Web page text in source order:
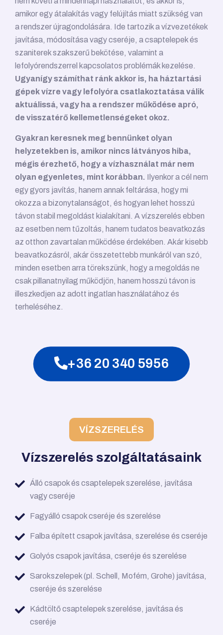
amikor egy átalakítás vagy felújítás miatt szükség van
a rendszer újragondolására. Ide tartozik a vízvezetékek
javítása, módosítása vagy cseréje, a csaptelepek és
szaniterek szakszerű bekötése, valamint a
lefolyórendszerrel kapcsolatos problémák kezelése.
Ugyanígy számíthat ránk akkor is, ha háztartási
gépek vízre vagy lefolyóra csatlakoztatása válik
aktuálissá, vagy ha a rendszer működése apró,
de visszatérő kellemetlenségeket okoz.
Gyakran keresnek meg bennünket olyan
helyzetekben is, amikor nincs látványos hiba,
mégis érezhető, hogy a vízhasználat már nem
olyan egyenletes, mint korábban. Ilyenkor a cél nem
egy gyors javítás, hanem annak feltárása, hogy mi
okozza a bizonytalanságot, és hogyan lehet hosszú
távon stabil megoldást kialakítani. A vízszerelés ebben
az esetben nem tűzoltás, hanem tudatos beavatkozás
az otthon zavartalan működése érdekében. Akár kisebb
beavatkozásról, akár összetettebb munkáról van szó,
minden esetben arra törekszünk, hogy a megoldás ne
csak pillanatnyilag működjön, hanem hosszú távon is
illeszkedjen az adott ingatlan használatához és
terheléséhez.
+36 20 340 5956
VÍZSZERELÉS
Vízszerelés szolgáltatásaink
Álló csapok és csaptelepek szerelése, javítása
vagy cseréje
Fagyálló csapok cseréje és szerelése
Falba épített csapok javítása, szerelése és cseréje
Golyós csapok javítása, cseréje és szerelése
Sarokszelepek (pl. Schell, Mofém, Grohe) javítása,
cseréje és szerelése
Kádtöltő csaptelepek szerelése, javítása és
cseréje